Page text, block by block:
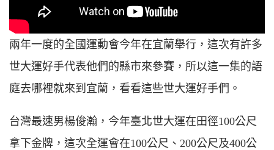
兩年一度的全國運動會今年在宜蘭舉行，這次有許多
世大運好手代表他們的縣市來參賽，所以這一集的語
庭去哪裡就來到宜蘭，看看這些世大運好手們。
台灣最速男楊俊瀚，今年臺北世大運在田徑100公尺
拿下金牌，這次全運會在100公尺、200公尺及400公